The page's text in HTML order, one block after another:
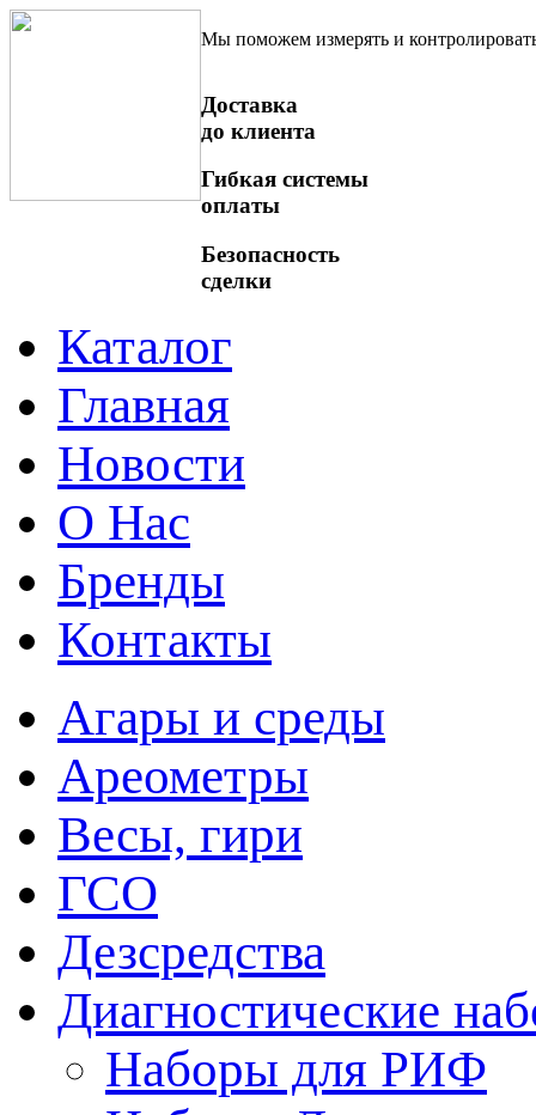
Мы поможем измерять и
Доставка
до клиента
Гибкая системы
оплаты
Безопасность
сделки
Каталог
Главная
Новости
О Нас
Бренды
Контакты
Агары и среды
Ареометры
Весы, гири
ГСО
Дезсредства
Диагностические
Наборы для РИФ